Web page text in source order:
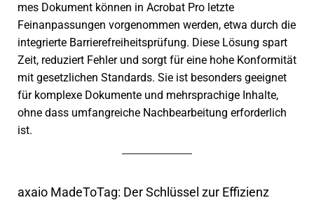
mes Dokument können in Acrobat Pro letzte
Feinanpassungen vorge­nom­men werden, etwa durch die
inte­grierte Barrierefreiheitsprüfung. Diese Lösung spart
Zeit, redu­ziert Fehler und sorgt für eine hohe Konformität
mit gesetz­li­chen Standards. Sie ist beson­ders geeig­net
für komplexe Dokumente und mehr­spra­chige Inhalte,
ohne dass umfang­rei­che Nachbearbeitung erfor­der­lich
ist.
axaio MadeToTag: Der Schlüssel zur Effizienz